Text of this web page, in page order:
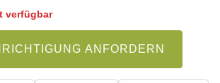
verfügbar
ANFORDERN